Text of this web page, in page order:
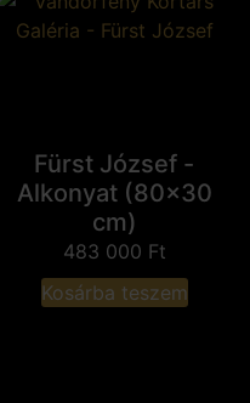
Fürst József -
Alkonyat (80x30
cm)
483 000 Ft
Kosárba teszem